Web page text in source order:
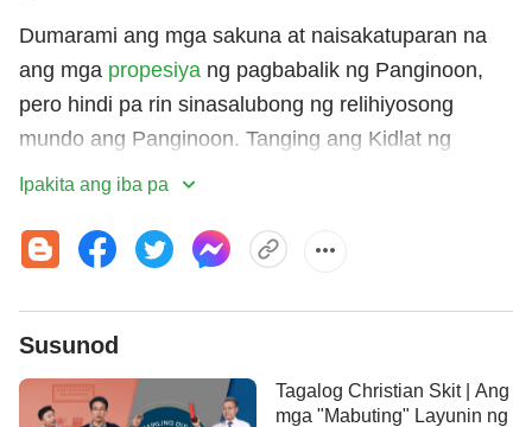
Dumarami ang mga sakuna at naisakatuparan na
ang mga propesiya ng pagbabalik ng Panginoon,
pero hindi pa rin sinasalubong ng relihiyosong
mundo ang Panginoon. Tanging ang Kidlat ng
Silangan lamang ang nagpapatotoo na ang
Makapangyarihang Diyos na nagkatawang-tao.
Maraming mga kapatid sa Panginoon ang
naguguluhan: Talaga bang ang Kidlat ng Silangan
ang pagpapakita't gawain ng Diyos? Ito mismo ang
tanong na pinagtatalunan ni Cheng Xiangming at ng
kanyang pamilya sa kanilang pagbabahagi.
Ipakita ang iba pa
Susunod
Tagalog Christian Skit | Ang
mga "Mabuting" Layunin ng